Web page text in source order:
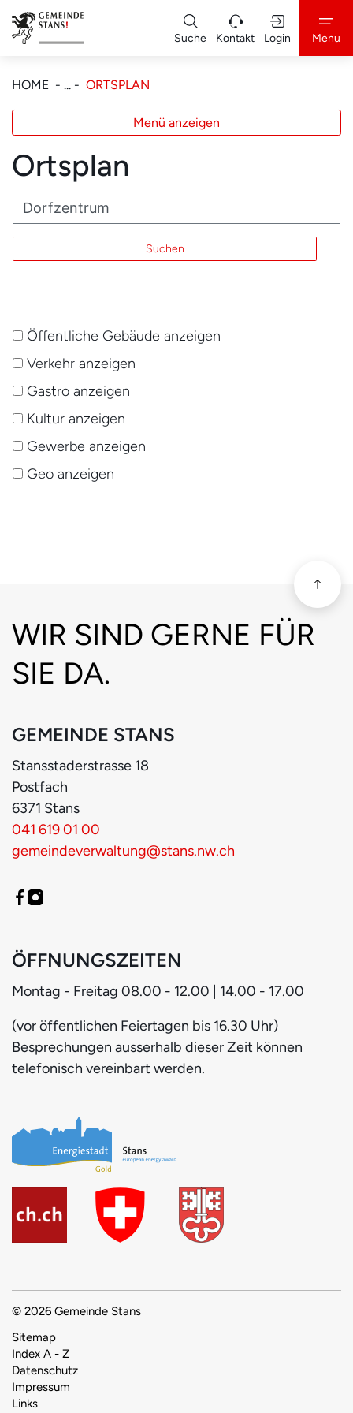
zur Startseite
Direkt zur Hauptnavigation
Direkt zum Inhalt
Direkt zur Suche
Direkt zum Stichwortverzeichnis
Kopfzeile
zur Startseite
Suche Kontakt Login Menu
HOME ORTSPLAN
Menü anzeigen
Ortsplan
Suchen
Öffentliche Gebäude anzeigen
Verkehr anzeigen
Gastro anzeigen
Kultur anzeigen
Gewerbe anzeigen
Geo anzeigen
scroll
WIR SIND GERNE FÜR
SIE DA.
GEMEINDE STANS
Stansstaderstrasse 18
Postfach
6371 Stans
041 619 01 00
gemeindeverwaltung@stans.nw.ch
ÖFFNUNGSZEITEN
Montag - Freitag 08.00 - 12.00 | 14.00 - 17.00
(vor öffentlichen Feiertagen bis 16.30 Uhr)
Besprechungen ausserhalb dieser Zeit können
telefonisch vereinbart werden.
© 2026 Gemeinde Stans
Toolbar
Sitemap
Index A - Z
Datenschutz
Impressum
Links